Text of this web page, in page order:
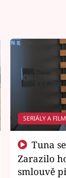
SERIÁLY A
Zarazilo
smlouvě